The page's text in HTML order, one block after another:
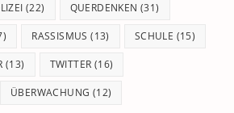
(22) QUERDENKEN (31)
RASSISMUS (13) SCHULE (15)
(13) TWITTER (16)
ÜBERWACHUNG (12)